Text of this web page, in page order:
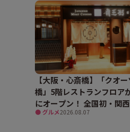
【大阪・心斎橋】「クオ
橋」5階レストランフロア
にオープン！ 全国初・関
含む多彩な9店舗
● グルメ2026.08.07